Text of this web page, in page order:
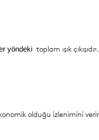
yöndeki toplam ışık
olduğu izlenimini